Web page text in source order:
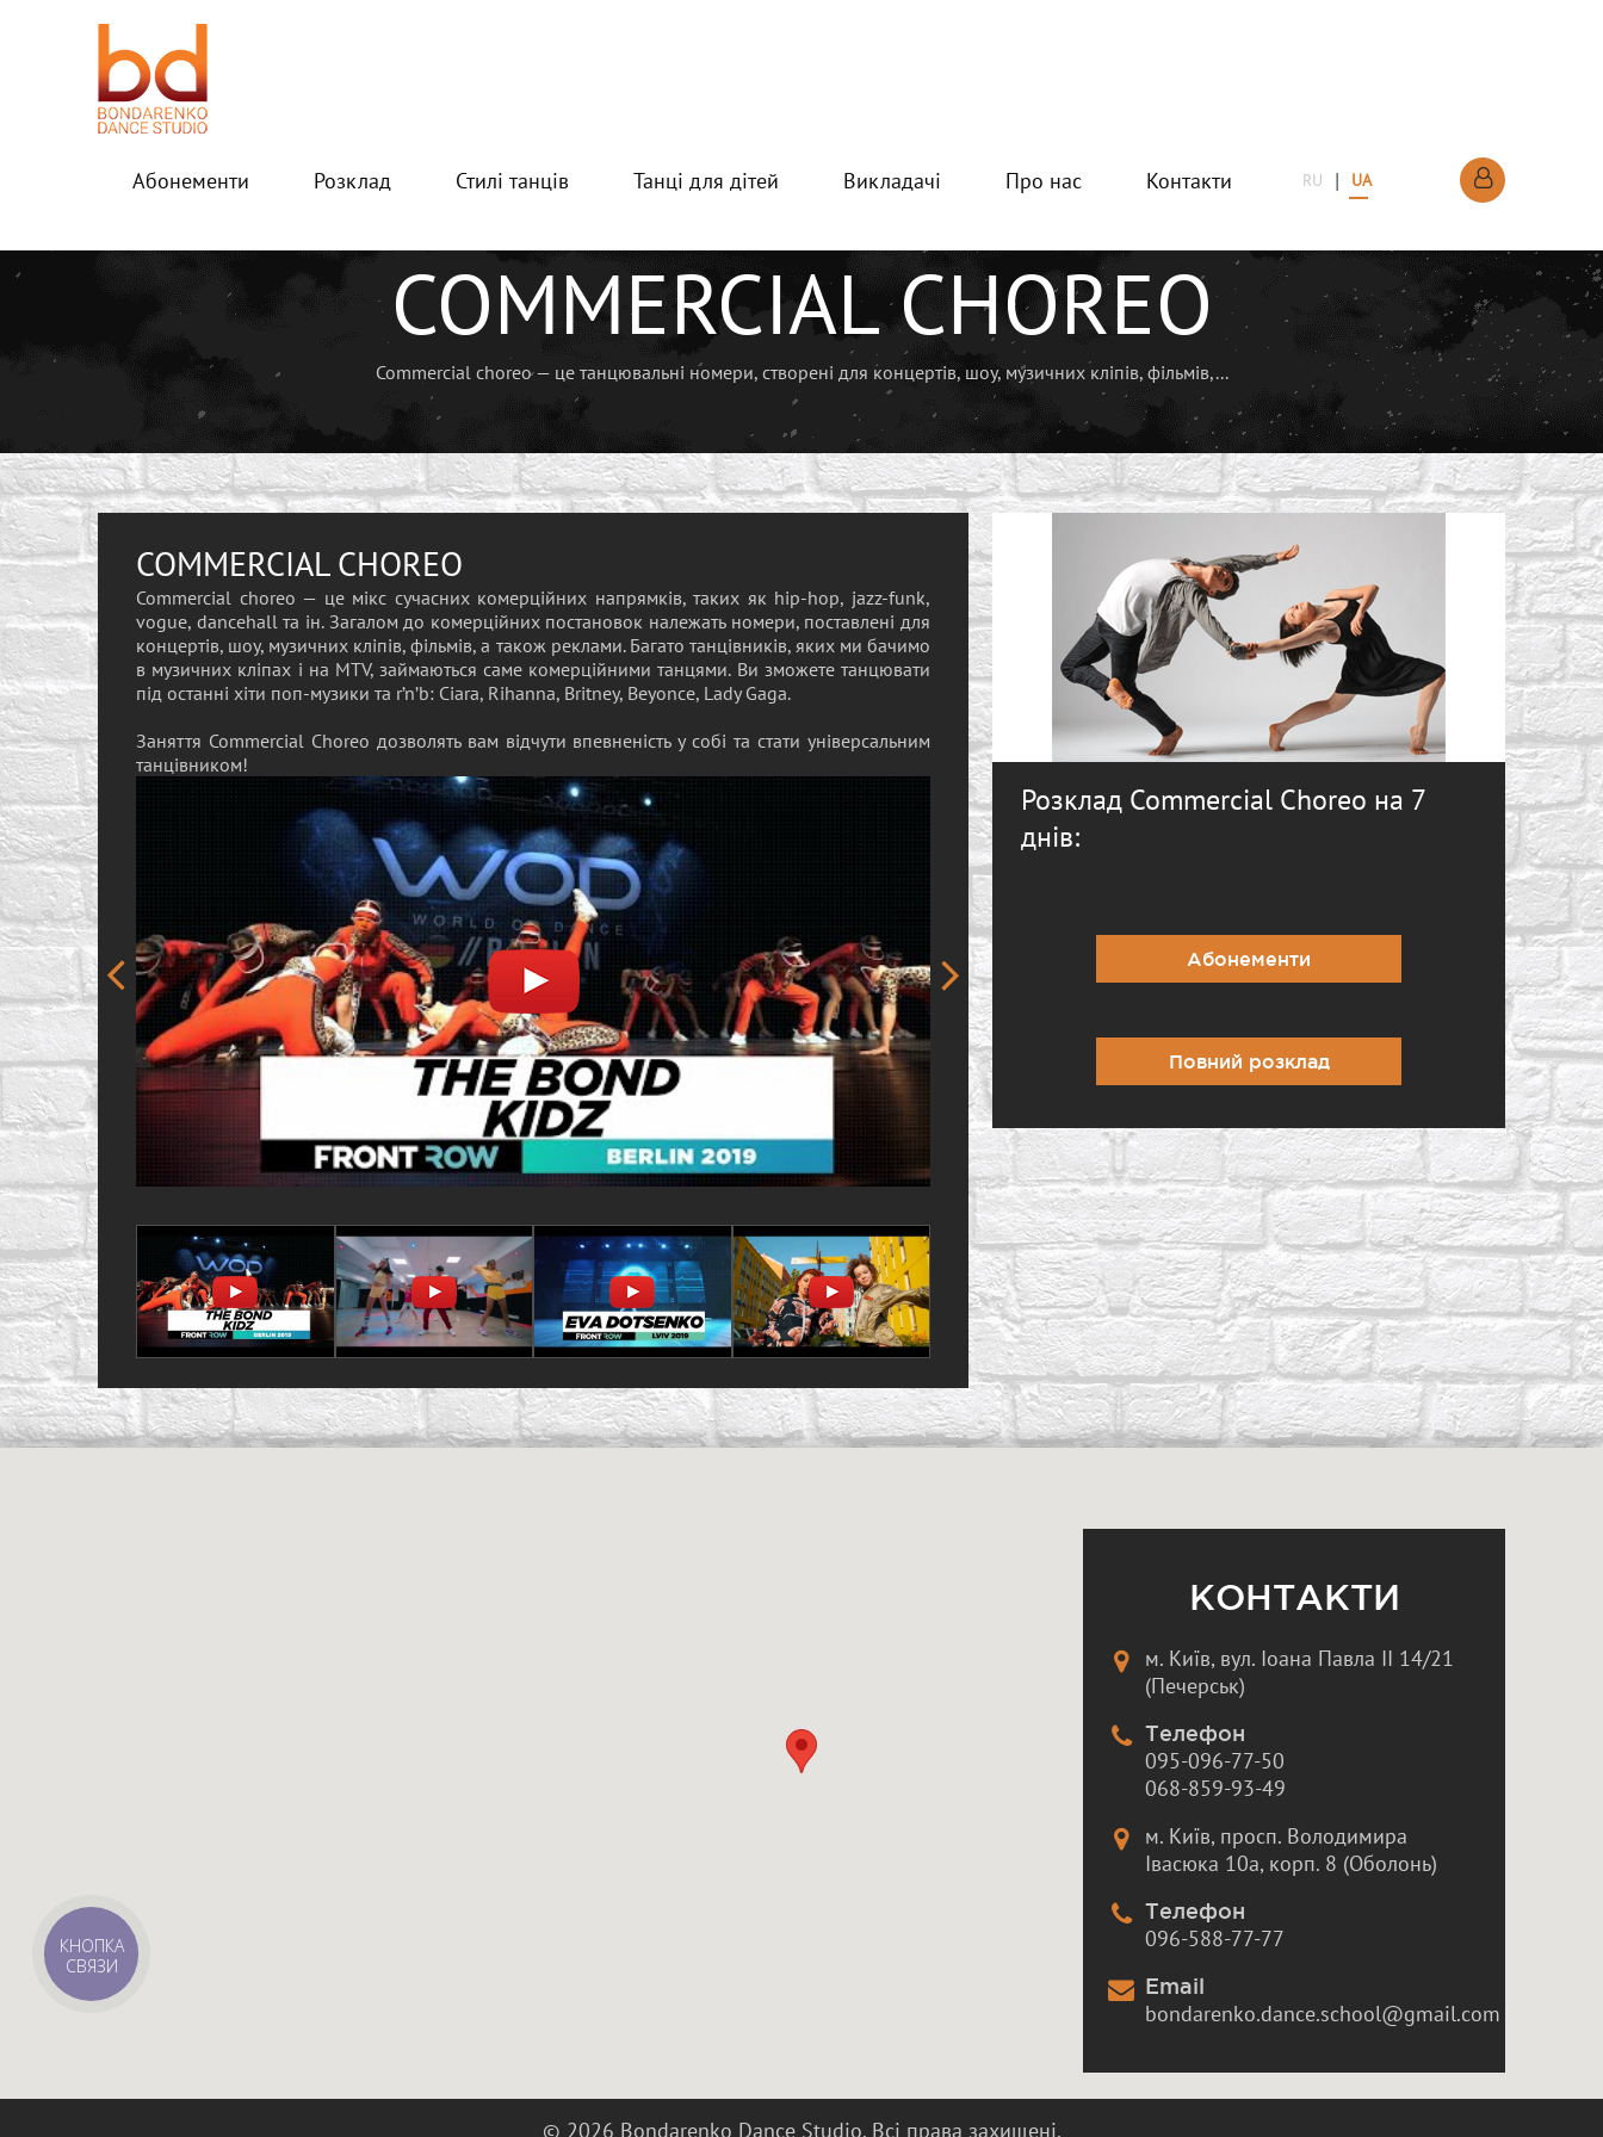
Абонементи Розклад Стилі танців Танці для дітей Викладачі Про нас Контакти RU | UA
Танцювальні напрямки Commercial Choreo
COMMERCIAL CHOREO
Commercial choreo — це танцювальні номери, створені для концертів, шоу, музичних кліпів, фільмів,...
Розклад Commercial Choreo на 7
днів:
Абонементи
Повний розклад
COMMERCIAL CHOREO
Commercial choreo — це мікс сучасних комерційних напрямків, таких як hip-hop, jazz-funk,
vogue, dancehall та ін. Загалом до комерційних постановок належать номери, поставлені для
концертів, шоу, музичних кліпів, фільмів, а також реклами. Багато танцівників, яких ми бачимо
в музичних кліпах і на MTV, займаються саме комерційними танцями. Ви зможете танцювати
під останні хіти поп-музики та r’n’b: Ciara, Rihanna, Britney, Beyonce, Lady Gaga.
Заняття Commercial Choreo дозволять вам відчути впевненість у собі та стати універсальним
танцівником!
КОНТАКТИ
м. Київ, вул. Іоана Павла II 14/21
(Печерськ)
Телефон
095-096-77-50
068-859-93-49
м. Київ, просп. Володимира
Івасюка 10а, корп. 8 (Оболонь)
Телефон
096-588-77-77
Email
bondarenko.dance.school@gmail.com
© 2026 Bondarenko Dance Studio. Всі права захищені.
КНОПКА
СВЯЗИ